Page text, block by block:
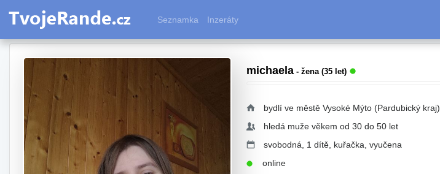
Seznamka Inzeráty
michaela - žena (35 let)
bydlí ve městě Vysoké Mýto (Pardubický kraj)
hledá muže věkem od 30 do 50 let
svobodná, 1 dítě, kuřačka, vyučena
online